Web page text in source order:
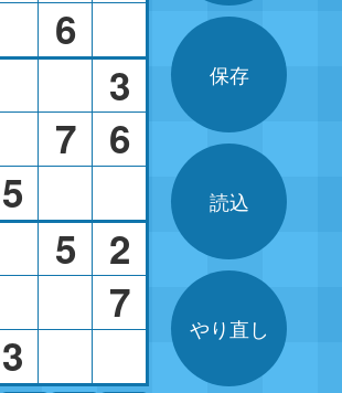
6
3
7
6
5
5
2
7
3
保存
読込
やり直し